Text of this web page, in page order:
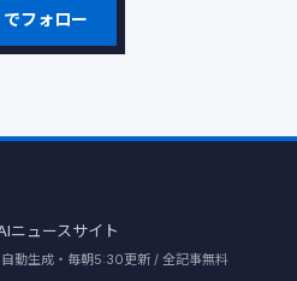
でフォロー
ニュースサイト
動生成・毎朝5:30更新 / 全記事無料